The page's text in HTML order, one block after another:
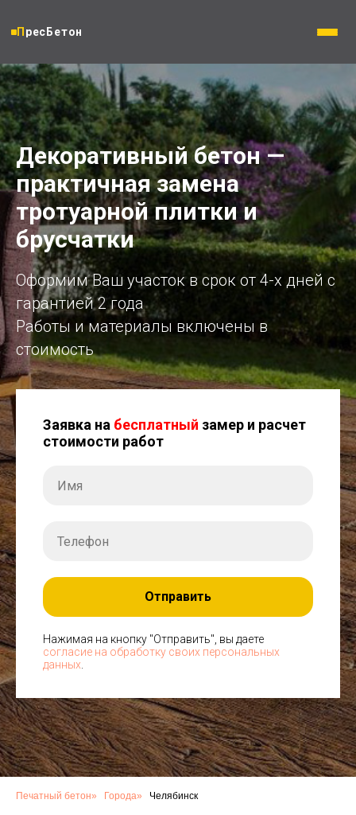
ПресБетон
Декоративный бетон —
практичная замена
тротуарной плитки и
брусчатки
Оформим Ваш участок в срок от 4-х дней с
гарантией 2 года
Работы и материалы включены в
стоимость
Заявка на бесплатный замер и расчет
стоимости работ
Отправить
Нажимая на кнопку "Отправить", вы даете
согласие на обработку своих персональных
данных
Печатный бетон» Города» Челябинск